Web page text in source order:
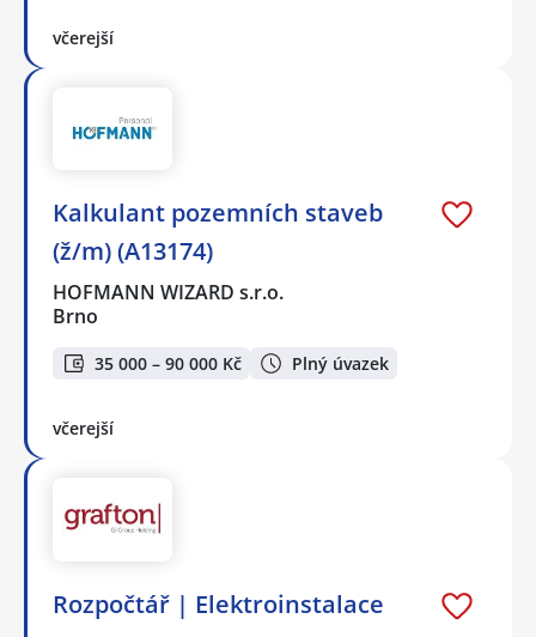
včerejší
Kalkulant pozemních staveb
(ž/m) (A13174)
HOFMANN WIZARD s.r.o.
Brno
35 000 – 90 000 Kč Plný úvazek
včerejší
Rozpočtář | Elektroinstalace